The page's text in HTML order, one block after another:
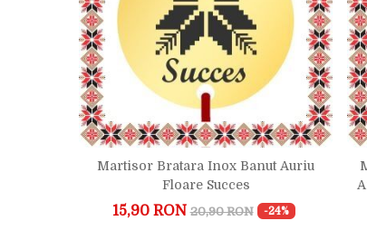
Martisor Bratara Inox Banut Auriu
Floare Succes
15,90 RON 20,90 RON -24%